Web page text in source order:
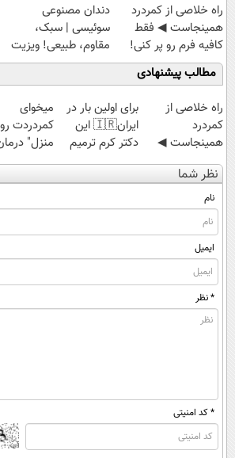
قسطی
‌راه خلاصی از کمردرد
همینجاست ◀ فقط
کافیه فرم رو پر کنی!
دندان مصنوعی
سوئیسی | سبک،
مقاوم، طبیعی! ویزیت
رایگان+پرداخت
اقساطی😍
مطالب پیشنهادی
‌راه خلاصی از
کمردرد
همینجاست ◀
فقط کافیه فرم
رو پر کنی!
برای اولین بار در
ایران🇮🇷 این
دکتر کرم ترمیم
کننده 23 روزه
ساخت!
میخوای
کمردردت
منزل"
کنی؟
نظر شما
نام
ایمیل
* نظر
* کد امنیتی